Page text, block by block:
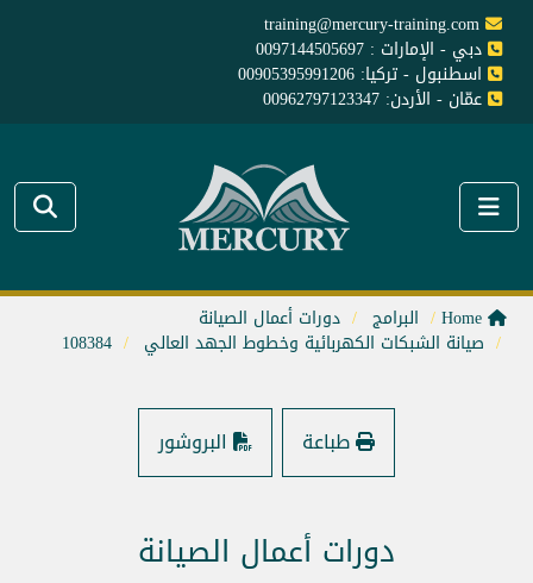
training@mercury-training.com
دبي - الإمارات : 0097144505697
اسطنبول - تركيا: 00905395991206
عمّان - الأردن: 00962797123347
البرامج دورات أعمال الصيانة
صيانة الشبكات الكهربائية وخطوط الجهد العالي 108384
طباعة البروشور
دورات أعمال الصيانة